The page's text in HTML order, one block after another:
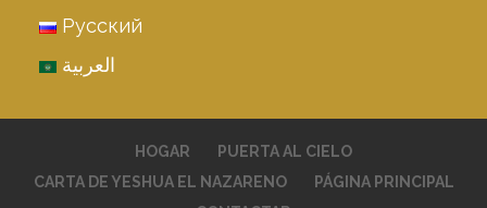
Русский
العربية
HOGAR
PUERTA AL CIELO
CARTA DE YESHUA EL NAZARENO
PÁGINA PRINCIPAL